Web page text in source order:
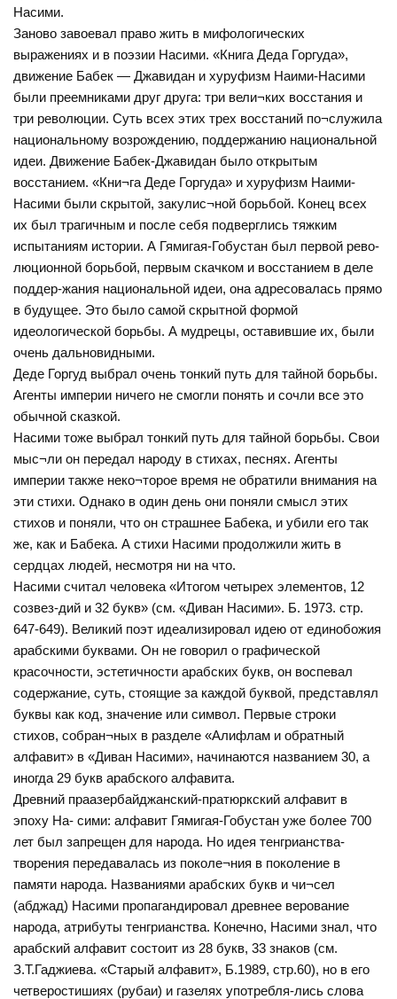
Насими.
Заново завоевал право жить в мифологических
выражениях и в поэзии Насими. «Книга Деда Горгуда»,
движение Бабек — Джавидан и хуруфизм Наими-Насими
были преемниками друг друга: три вели¬ких восстания и
три революции. Суть всех этих трех восстаний по¬служила
национальному возрождению, поддержанию национальной
идеи. Движение Бабек-Джавидан было открытым
восстанием. «Кни¬га Деде Горгуда» и хуруфизм Наими-
Насими были скрытой, закулис¬ной борьбой. Конец всех
их был трагичным и после себя подверглись тяжким
испытаниям истории. А Гямигая-Гобустан был первой рево-
люционной борьбой, первым скачком и восстанием в деле
поддер-жания национальной идеи, она адресовалась прямо
в будущее. Это было самой скрытной формой
идеологической борьбы. А мудрецы, оставившие их, были
очень дальновидными.
Деде Горгуд выбрал очень тонкий путь для тайной борьбы.
Агенты империи ничего не смогли понять и сочли все это
обычной сказкой.
Насими тоже выбрал тонкий путь для тайной борьбы. Свои
мыс¬ли он передал народу в стихах, песнях. Агенты
империи также неко¬торое время не обратили внимания на
эти стихи. Однако в один день они поняли смысл этих
стихов и поняли, что он страшнее Бабека, и убили его так
же, как и Бабека. А стихи Насими продолжили жить в
сердцах людей, несмотря ни на что.
Насими считал человека «Итогом четырех элементов, 12
созвез-дий и 32 букв» (см. «Диван Насими». Б. 1973. стр.
647-649). Великий поэт идеализировал идею от единобожия
арабскими буквами. Он не говорил о графической
красочности, эстетичности арабских букв, он воспевал
содержание, суть, стоящие за каждой буквой, представлял
буквы как код, значение или символ. Первые строки
стихов, собран¬ных в разделе «Алифлам и обратный
алфавит» в «Диван Насими», начинаются названием 30, а
иногда 29 букв арабского алфавита.
Древний праазербайджанский-пратюркский алфавит в
эпоху На- сими: алфавит Гямигая-Гобустан уже более 700
лет был запрещен для народа. Но идея тенгрианства-
творения передавалась из поколе¬ния в поколение в
памяти народа. Названиями арабских букв и чи¬сел
(абджад) Насими пропагандировал древнее верование
народа, атрибуты тенгрианства. Конечно, Насими знал, что
арабский алфавит состоит из 28 букв, 33 знаков (см.
З.Т.Гаджиева. «Старый алфавит», Б.1989, стр.60), но в его
четверостишиях (рубаи) и газелях употребля-лись слова